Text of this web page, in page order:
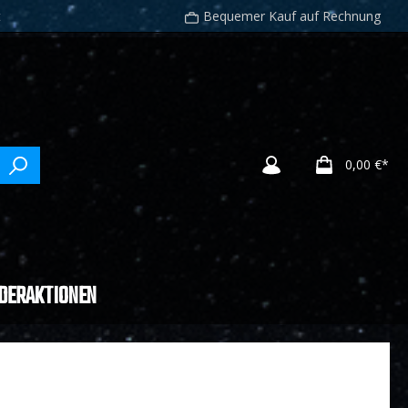
Bequemer Kauf auf Rechnung
0,00 €*